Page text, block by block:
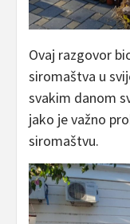
Ovaj razgovor
siromaštva u
svakim danom
jako je važno
siromaštvu.